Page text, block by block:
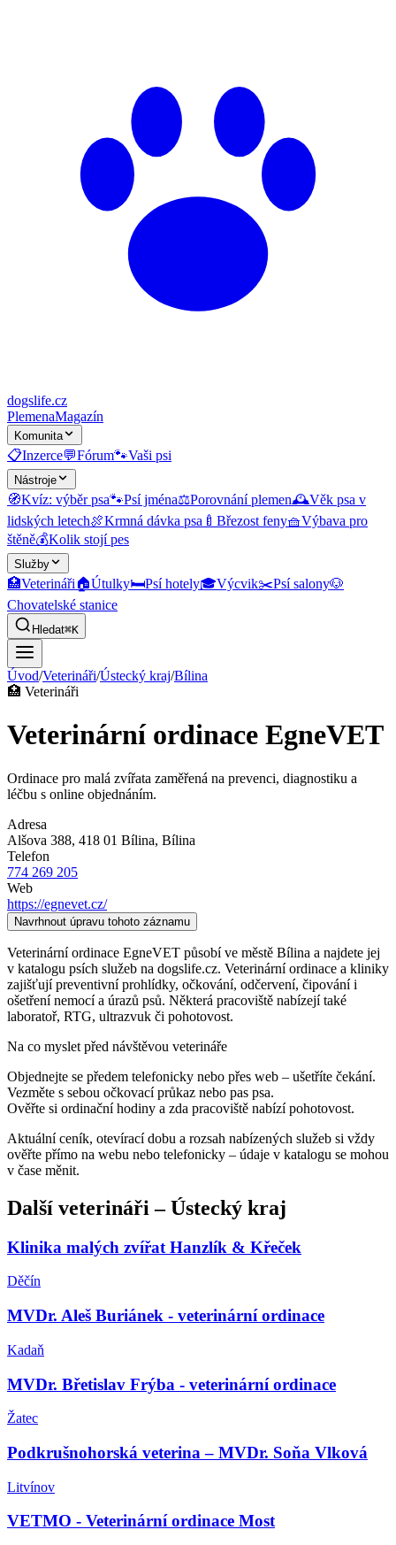
dogslife.cz
PlemenaMagazín
Komunita
📋Inzerce💬Fórum🐾Vaši psi
Nástroje
🧭Kvíz: výběr psa🐾Psí jména⚖️Porovnání plemen🕰️Věk psa v
lidských letech🍖Krmná dávka psa 🍼 Březost feny🧺Výbava pro
štěně💰Kolik stojí pes
Služby
🏥Veterináři🏠Útulky🛏️Psí hotely🎓Výcvik✂️Psí salony🐶
Chovatelské stanice
Hledat⌘K
Úvod/Veterináři/Ústecký kraj/Bílina
🏥 Veterináři
Veterinární ordinace EgneVET
Ordinace pro malá zvířata zaměřená na prevenci, diagnostiku a
léčbu s online objednáním.
Adresa
Alšova 388, 418 01 Bílina, Bílina
Telefon
774 269 205
Web
https://egnevet.cz/
Navrhnout úpravu tohoto záznamu
Veterinární ordinace EgneVET působí ve městě Bílina a najdete jej
v katalogu psích služeb na dogslife.cz. Veterinární ordinace a kliniky
zajišťují preventivní prohlídky, očkování, odčervení, čipování i
ošetření nemocí a úrazů psů. Některá pracoviště nabízejí také
laboratoř, RTG, ultrazvuk či pohotovost.
Na co myslet před návštěvou veterináře
Objednejte se předem telefonicky nebo přes web – ušetříte čekání.
Vezměte s sebou očkovací průkaz nebo pas psa.
Ověřte si ordinační hodiny a zda pracoviště nabízí pohotovost.
Aktuální ceník, otevírací dobu a rozsah nabízených služeb si vždy
ověřte přímo na webu nebo telefonicky – údaje v katalogu se mohou
v čase měnit.
Další veterináři –Ústecký kraj
Klinika malých zvířat Hanzlík & Křeček
Děčín
MVDr. Aleš Buriánek - veterinární ordinace
Kadaň
MVDr. Břetislav Frýba - veterinární ordinace
Žatec
Podkrušnohorská veterina – MVDr. Soňa Vlková
Litvínov
VETMO - Veterinární ordinace Most